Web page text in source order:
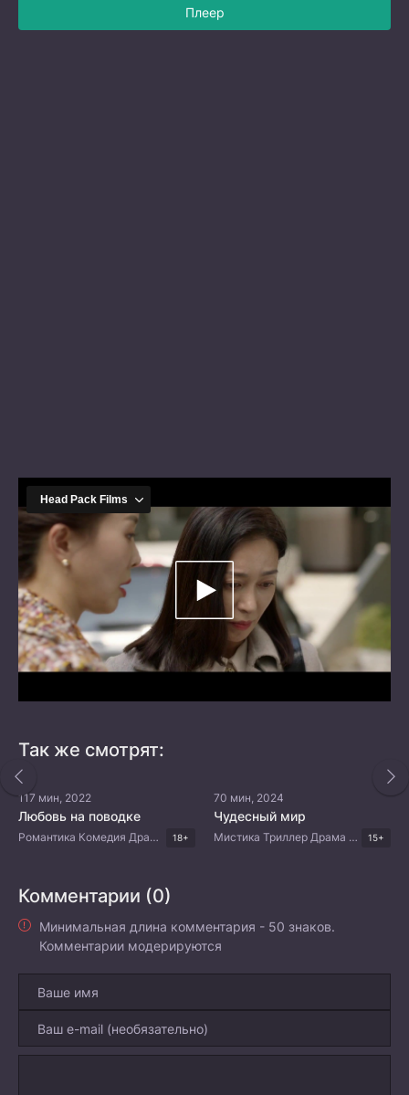
Плеер
Так же смотрят:
117 мин, 2022
Любовь на поводке
Романтика Комедия Драма Корейские дорамы 18+
70 мин, 2024
Чудесный мир
Мистика Триллер Драма Корейские дорамы 15+
Комментарии (0)
Минимальная длина комментария - 50 знаков.
Комментарии модерируются